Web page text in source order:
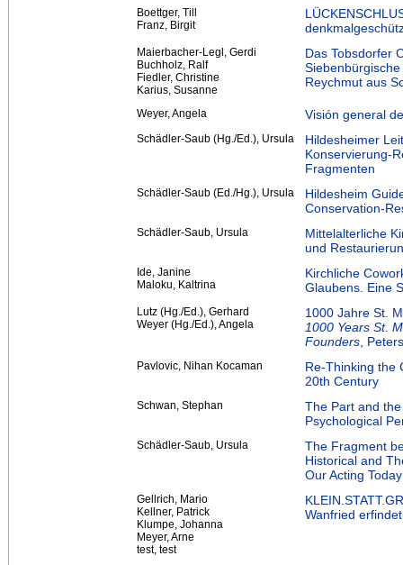
Boettger, Till
Franz, Birgit
Maierbacher-Legl, Gerdi
Buchholz, Ralf
Fiedler, Christine
Karius, Susanne
Das Tobsdorfer
Reychmut aus
Weyer, Angela Visión general
Schädler-Saub (Hg./Ed.), Ursula
Hildesheimer
Konservierung-
Fragmenten
Schädler-Saub (Ed./Hg.), Ursula
Hildesheim
Conservation-
Schädler-Saub, Ursula
Mittelalterliche
und
Ide, Janine
Maloku, Kaltrina
Kirchliche
Glaubens. Eine
Lutz (Hg./Ed.), Gerhard
Weyer (Hg./Ed.), Angela
1000 Jahre St.
1000 Years St.
Founders ,
Pavlovic, Nihan Kocaman
Re-Thinking the
20th Century
Schwan, Stephan
The Part and
Psychological
Schädler-Saub, Ursula
The Fragment
Historical and
Our Acting Today
Gellrich, Mario
Kellner, Patrick
Klumpe, Johanna
Meyer, Arne
test, test
Wanfried